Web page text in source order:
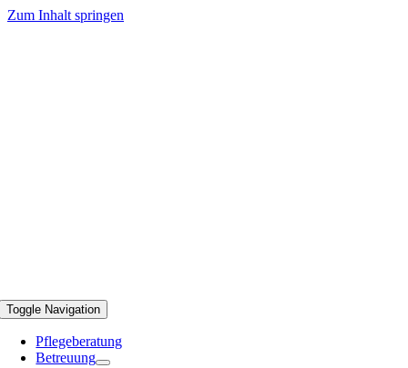
Zum Inhalt springen
Toggle Navigation
Pflegeberatung
Betreuung